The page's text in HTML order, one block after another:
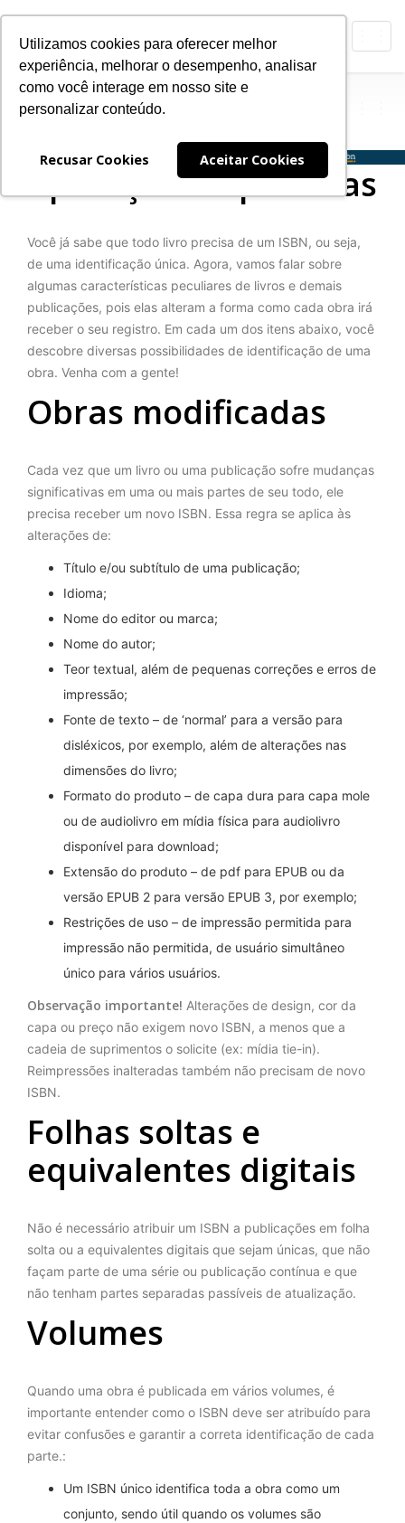
Utilizamos cookies para oferecer melhor
experiência, melhorar o desempenho, analisar
como você interage em nosso site e
personalizar conteúdo.
Recusar Cookies Aceitar Cookies
Agência Brasileira do
N
Aplicações específicas
Você já sabe que todo livro precisa de um ISBN, ou seja,
de uma identificação única. Agora, vamos falar sobre
algumas características peculiares de livros e demais
publicações, pois elas alteram a forma como cada obra irá
receber o seu registro. Em cada um dos itens abaixo, você
descobre diversas possibilidades de identificação de uma
obra. Venha com a gente!
Obras modificadas
Cada vez que um livro ou uma publicação sofre mudanças
significativas em uma ou mais partes de seu todo, ele
precisa receber um novo ISBN. Essa regra se aplica às
alterações de:
Título e/ou subtítulo de uma publicação;
Idioma;
Nome do editor ou marca;
Nome do autor;
Teor textual, além de pequenas correções e erros de
impressão;
Fonte de texto – de ‘normal’ para a versão para
disléxicos, por exemplo, além de alterações nas
dimensões do livro;
Formato do produto – de capa dura para capa mole
ou de audiolivro em mídia física para audiolivro
disponível para download;
Extensão do produto – de pdf para EPUB ou da
versão EPUB 2 para versão EPUB 3, por exemplo;
Restrições de uso – de impressão permitida para
impressão não permitida, de usuário simultâneo
único para vários usuários.
Observação importante! Alterações de design, cor da
capa ou preço não exigem novo ISBN, a menos que a
cadeia de suprimentos o solicite (ex: mídia tie-in).
Reimpressões inalteradas também não precisam de novo
ISBN.
Folhas soltas e
equivalentes digitais
Não é necessário atribuir um ISBN a publicações em folha
solta ou a equivalentes digitais que sejam únicas, que não
façam parte de uma série ou publicação contínua e que
não tenham partes separadas passíveis de atualização.
Volumes
Quando uma obra é publicada em vários volumes, é
importante entender como o ISBN deve ser atribuído para
evitar confusões e garantir a correta identificação de cada
parte.:
Um ISBN único identifica toda a obra como um
conjunto, sendo útil quando os volumes são